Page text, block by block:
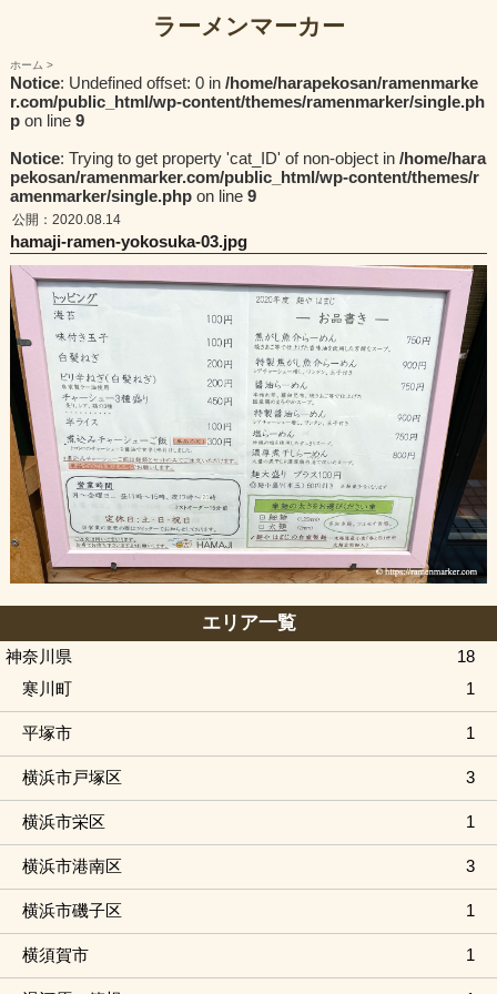
ラーメンマーカー
ホーム
Notice: Undefined offset: 0 in /home/harapekosan/ramenmarke
r.com/public_html/wp-content/themes/ramenmarker/single.ph
pon line 9
Notice: Trying to get property 'cat_ID' of non-object in /home/hara
pekosan/ramenmarker.com/public_html/wp-content/themes/r
amenmarker/single.phpon line 9
公開：2020.08.14
hamaji-ramen-yokosuka-03.jpg
エリア一覧
神奈川県
18
寒川町
1
平塚市 1
横浜市戸塚区 3
横浜市栄区 1
横浜市港南区 3
横浜市磯子区 1
横須賀市 1